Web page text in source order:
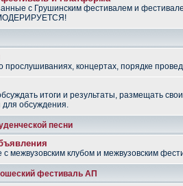
с Грушинским фестивалем и
концертах, порядке
итоги и результаты, размещать
для обсуждения.
песни
с межвузовским клубом и межвузовским
фестиваль АП